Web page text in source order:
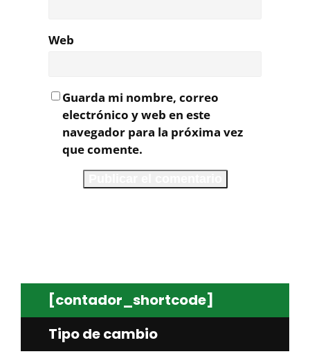
Web
Guarda mi nombre, correo
electrónico y web en este
navegador para la próxima vez
que comente.
[contador_shortcode]
Tipo de cambio